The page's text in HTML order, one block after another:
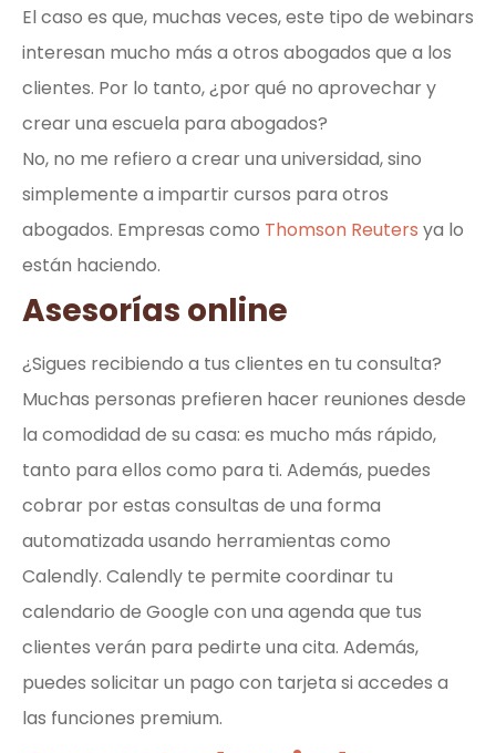
El caso es que, muchas veces, este tipo de webinars
interesan mucho más a otros abogados que a los
clientes. Por lo tanto, ¿por qué no aprovechar y
crear una escuela para abogados?
No, no me refiero a crear una universidad, sino
simplemente a impartir cursos para otros
abogados. Empresas como Thomson Reuters ya lo
están haciendo.
Asesorías online
¿Sigues recibiendo a tus clientes en tu consulta?
Muchas personas prefieren hacer reuniones desde
la comodidad de su casa: es mucho más rápido,
tanto para ellos como para ti. Además, puedes
cobrar por estas consultas de una forma
automatizada usando herramientas como
Calendly. Calendly te permite coordinar tu
calendario de Google con una agenda que tus
clientes verán para pedirte una cita. Además,
puedes solicitar un pago con tarjeta si accedes a
las funciones premium.